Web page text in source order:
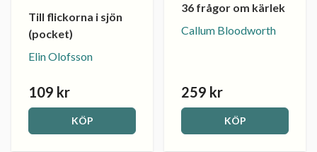
Till flickorna i sjön
(pocket)
Elin Olofsson
109 kr
KÖP
36 frågor om kärlek
Callum Bloodworth
259 kr
KÖP